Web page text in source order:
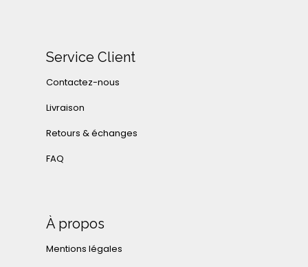
Service Client
Contactez-nous
Livraison
Retours & échanges
FAQ
À propos
Mentions légales